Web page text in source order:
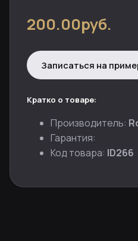
200.00руб.
Записаться на
Кратко о товаре:
Производитель:
Гарантия:
Код товара: ID266